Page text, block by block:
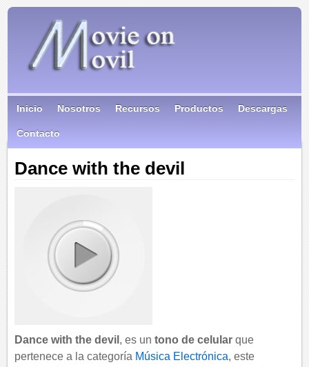
Inicio Nosotros Recursos Productos Descargas
Contacto
Dance with the devil
Dance with the devil , es untono de celular que
pertenece a la categoría Música Electrónica, este